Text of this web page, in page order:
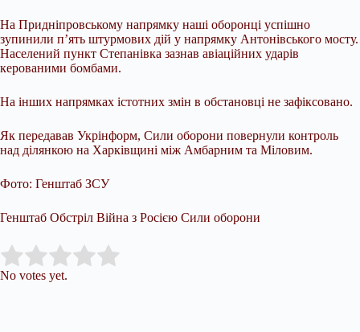
На Придніпровському напрямку наші оборонці успішно
зупинили п’ять штурмових дій у напрямку Антонівського мосту.
Населений пункт Степанівка зазнав авіаційних ударів
керованими бомбами.
На інших напрямках істотних змін в обстановці не зафіксовано.
Як передавав Укрінформ, Сили оборони повернули контроль
над ділянкою на Харківщині між Амбарним та Міловим.
Фото: Генштаб ЗСУ
Генштаб Обстріл Війна з Росією Сили оборони
Rate this item:
No votes yet.